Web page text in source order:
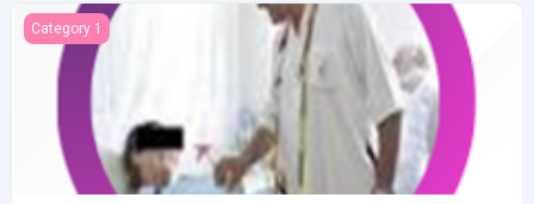
Conférence: Pour une révision de la terminologie de l'allaitement.
Category 1